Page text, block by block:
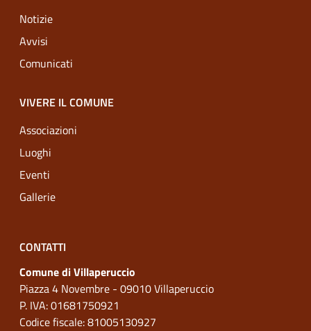
Notizie
Avvisi
Comunicati
VIVERE IL COMUNE
Associazioni
Luoghi
Eventi
Gallerie
CONTATTI
Comune di Villaperuccio
Piazza 4 Novembre - 09010 Villaperuccio
P. IVA: 01681750921
Codice fiscale: 81005130927